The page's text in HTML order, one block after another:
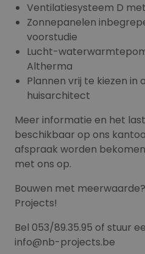
Ventilatiesysteem D
Zonnepanelen
voorstudie
Lucht-
Altherma
Plannen vrij te kiezen in
huisarchitect
Meer informatie en het
beschikbaar op ons
afspraak worden
met ons op.
Bouwen met
Projects!
Bel 053/89.35.95 of stuur
info@nb-projects.be